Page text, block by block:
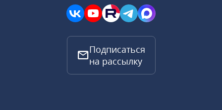
Подписаться
на рассылку